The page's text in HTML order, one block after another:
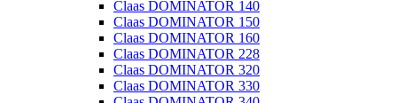
Claas DOMINATOR 140
Claas DOMINATOR 150
Claas DOMINATOR 160
Claas DOMINATOR 228
Claas DOMINATOR 320
Claas DOMINATOR 330